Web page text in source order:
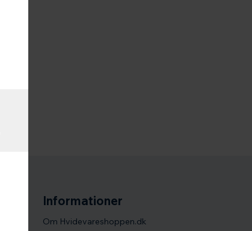
Informationer
Om Hvidevareshoppen.dk